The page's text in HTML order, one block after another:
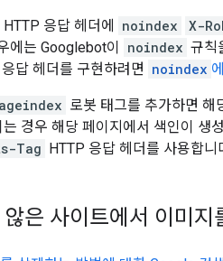
HTTP 응답 헤더에 noindex X-
에는 Googlebot이
noindex 규칙
답 헤더를 구현하려면 noindex
로봇 태그를 추가하면 해
는 경우 해당 페이지에서 색인이
Tag HTTP 응답 헤더를 사용합니
않은 사이트에서 이미